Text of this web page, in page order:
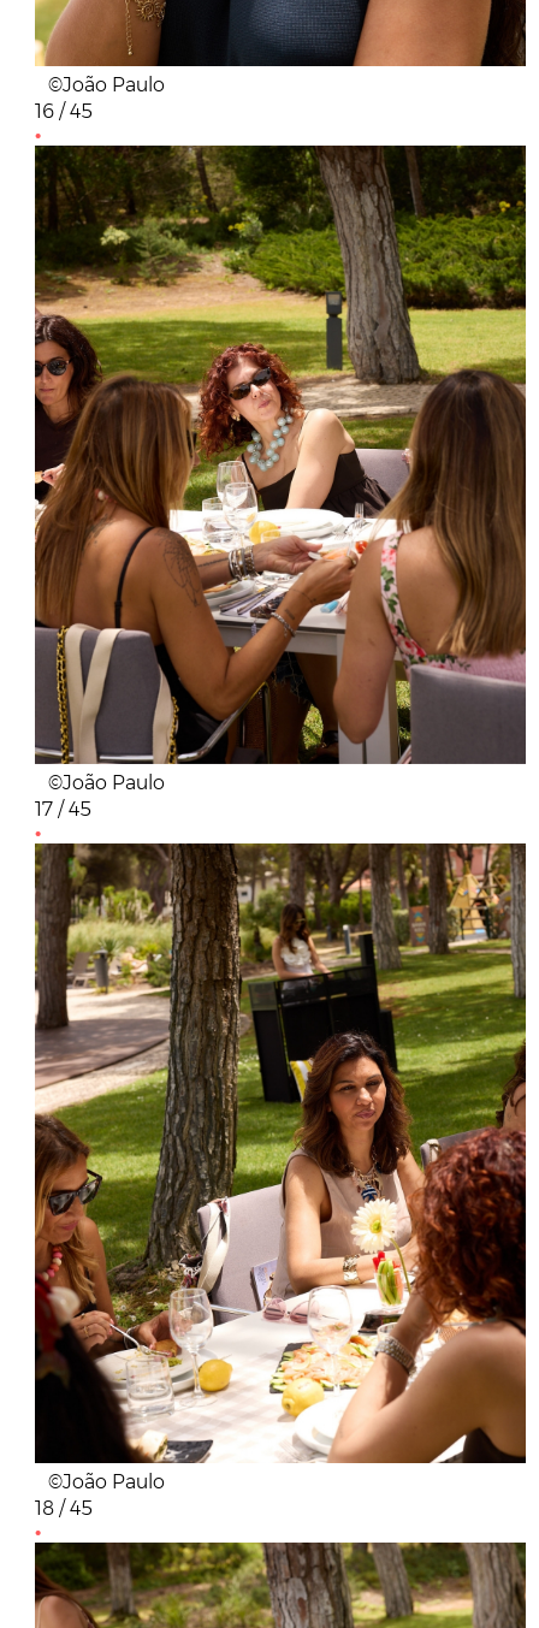
©João Paulo
16 / 45
©João Paulo
17 / 45
©João Paulo
18 / 45